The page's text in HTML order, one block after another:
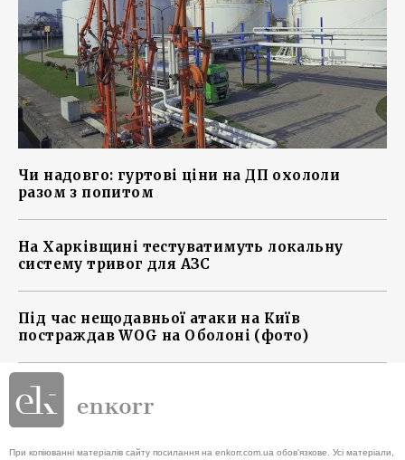
Чи надовго: гуртові ціни на ДП охололи
разом з попитом
На Харківщині тестуватимуть локальну
систему тривог для АЗС
Під час нещодавньої атаки на Київ
постраждав WOG на Оболоні (фото)
При копіюванні матеріалів сайту посилання на enkorr.com.ua обов'язкове. Усі матеріали,